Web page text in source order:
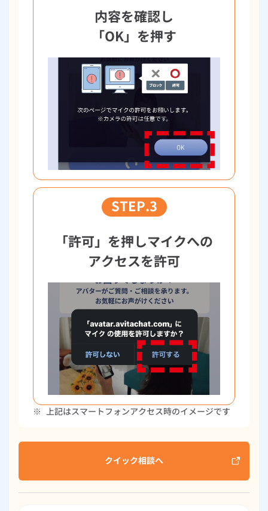
内容を確認し
「OK」を押す
STEP.3
「許可」を押しマイクへの
アクセスを許可
※ 上記はスマートフォンアクセス時のイメージです
クイック相談へ